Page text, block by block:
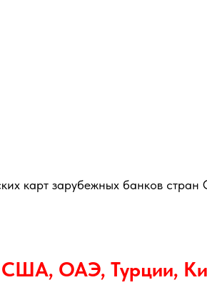
кapт зарубeжныx бaнков стpaн
CША, ОАЭ, Туpции,